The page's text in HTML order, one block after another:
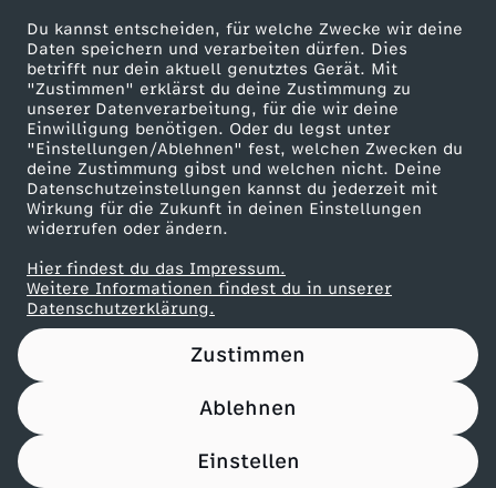
Du kannst entscheiden, für welche Zwecke wir deine
Daten speichern und verarbeiten dürfen. Dies
betrifft nur dein aktuell genutztes Gerät. Mit
"Zustimmen" erklärst du deine Zustimmung zu
unserer Datenverarbeitung, für die wir deine
Einwilligung benötigen. Oder du legst unter
"Einstellungen/Ablehnen" fest, welchen Zwecken du
deine Zustimmung gibst und welchen nicht. Deine
Datenschutzeinstellungen kannst du jederzeit mit
Wirkung für die Zukunft in deinen Einstellungen
widerrufen oder ändern.
Hier findest du das Impressum.
Weitere Informationen findest du in unserer
Datenschutzerklärung.
Zustimmen
Ablehnen
Einstellen
67 KB (PDF)
Maronencremesuppe mit Thymian-Crostini
Herunterladen
66 KB (PDF)
Beef Tri-Tip mit Süßkartoffel-Wedges
Herunterladen
21 KB (PDF)
Panettone-Pudding mit Orangensoße
Pfannkuchen-Rouladen